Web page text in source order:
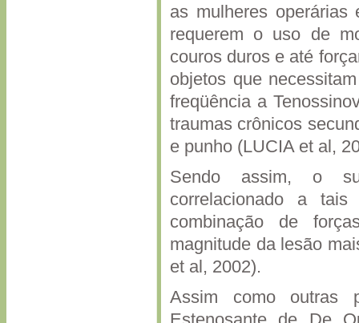
as mulheres operárias
requerem o uso de
couros duros e até
objetos que
freqüência a
traumas crônicos
e punho (LUCIA et al,
Sendo assim, o
correlacionado a
combinação de
magnitude da lesão
et al, 2002).
Assim como outras